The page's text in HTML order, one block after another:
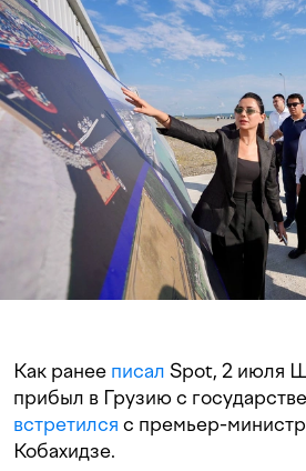
Как ранее писал Spot, 2 июля
прибыл в Грузию с
встретился с премьер-
Кобахидзе.